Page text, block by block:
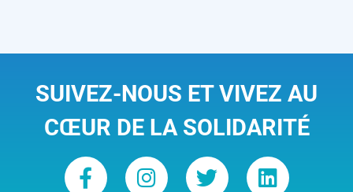
SUIVEZ-NOUS ET VIVEZ AU
CŒUR DE LA SOLIDARITÉ